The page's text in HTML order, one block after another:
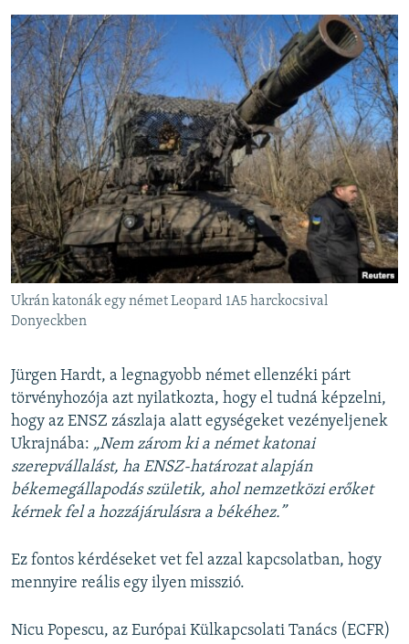
Ukrán katonák egy német Leopard 1A5 harckocsival
Donyeckben
Jürgen Hardt, a legnagyobb német ellenzéki párt
törvényhozója azt nyilatkozta, hogy el tudná képzelni,
hogy az ENSZ zászlaja alatt egységeket vezényeljenek
Ukrajnába: „Nem zárom ki a német katonai
szerepvállalást, ha ENSZ-határozat alapján
békemegállapodás születik, ahol nemzetközi erőket
kérnek fel a hozzájárulásra a békéhez.”
Ez fontos kérdéseket vet fel azzal kapcsolatban, hogy
mennyire reális egy ilyen misszió.
Nicu Popescu, az Európai Külkapcsolati Tanács (ECFR)